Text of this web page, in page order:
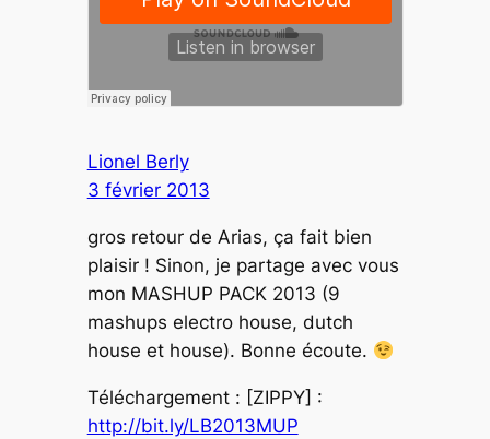
Lionel Berly
3 février 2013
gros retour de Arias, ça fait bien
plaisir ! Sinon, je partage avec vous
mon MASHUP PACK 2013 (9
mashups electro house, dutch
house et house). Bonne écoute.
Téléchargement : [ZIPPY] :
http://bit.ly/LB2013MUP